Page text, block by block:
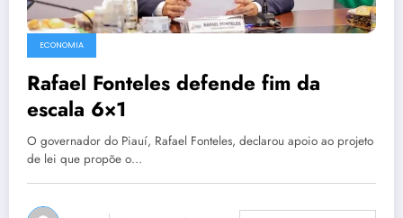
ECONOMIA
Rafael Fonteles defende fim da
escala 6×1
O governador do Piauí, Rafael Fonteles, declarou apoio ao projeto
de lei que propõe o…